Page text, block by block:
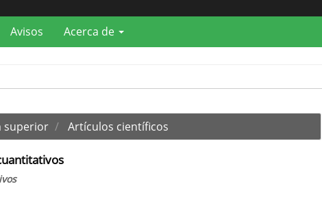
Avisos Acerca de
superior Artículos científicos